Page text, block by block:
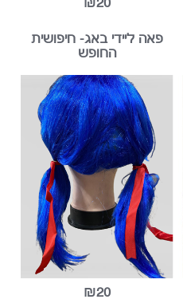
₪20
פאה ליידי באג- חיפושית
החופש